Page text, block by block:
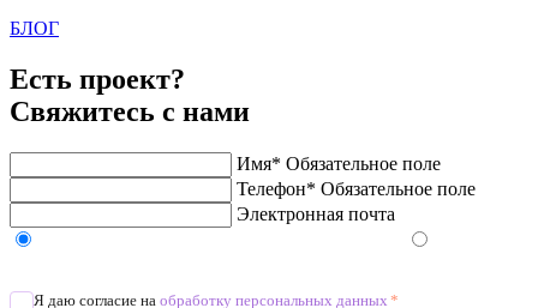
БЛОГ
Есть проект?
Свяжитесь с нами
Имя* Обязательное поле
Телефон* Обязательное поле
Электронная почта
Я даю согласие на обработку персональных данных *